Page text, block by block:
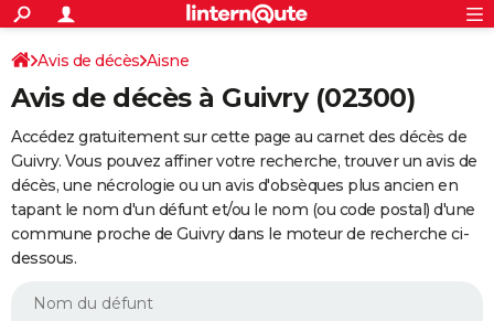
ACTUALITÉS
Politique
Société
Faits Divers
Education
Monde
Villes
+
SPORT
Coupe du monde 2026
Football
Tennis
Cyclisme
Rugby
Forum
Programme TV
TNT
Streaming
Cinéma
Sorties cinéma
Musique
+
FINANCE
Retraite
Epargne
Immobilier
Risques naturels par ville
Assurance
AUTO
Essais
Réserver un essai
Citadines
Berlines
SUV
Forum auto
+
HIGH-TECH
BRICOLAGE
Avis de décès Aisne
Avis de décès à Guivry (02300)
Accédez gratuitement sur cette page au carnet des décès de
Guivry. Vous pouvez affiner votre recherche, trouver un avis de
décès, une nécrologie ou un avis d'obsèques plus ancien en
tapant le nom d'un défunt et/ou le nom (ou code postal) d'une
commune proche de Guivry dans le moteur de recherche ci-
dessous.